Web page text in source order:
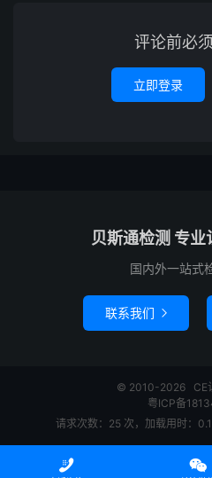
评论前必须
立即登录
贝斯通检测 专
国内外一站式
联系我们 
© 2010-2026 CE
粤ICP备
请求次数：25 次，加载用时：
 